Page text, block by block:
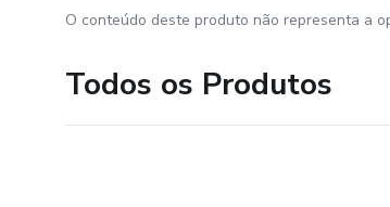
O conteúdo deste produto não representa a
Todos os Produtos